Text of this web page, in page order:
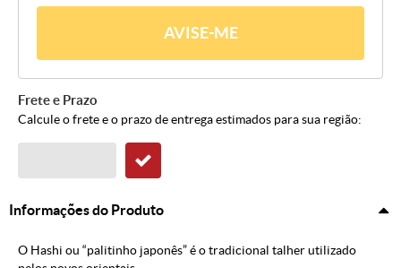
AVISE-ME
Frete e Prazo
Calcule o frete e o prazo de entrega estimados para sua região:
Informações do Produto
O Hashi ou “palitinho japonês” é o tradicional talher utilizado